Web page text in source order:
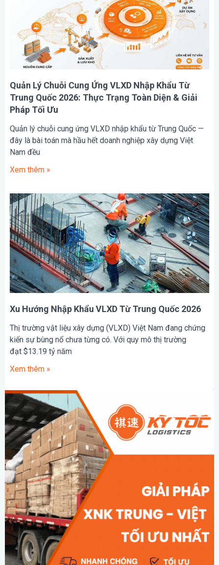
Quản Lý Chuỗi Cung Ứng VLXD Nhập Khẩu Từ
Trung Quốc 2026: Thực Trạng Toàn Diện & Giải
Pháp Tối Ưu
Quản lý chuỗi cung ứng VLXD nhập khẩu từ Trung Quốc —
đây là bài toán mà hầu hết doanh nghiệp xây dựng Việt
Nam đều
Xem thêm »
Xu Hướng Nhập Khẩu VLXD Từ Trung Quốc 2026
Thị trường vật liệu xây dựng (VLXD) Việt Nam đang chứng
kiến sự bùng nổ chưa từng có. Với quy mô thị trường
đạt $13.19 tỷ năm
Xem thêm »